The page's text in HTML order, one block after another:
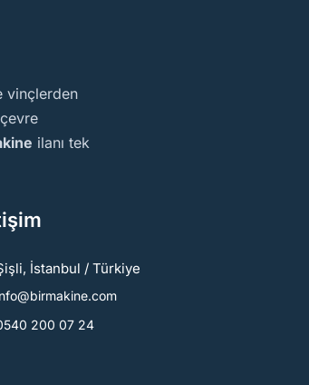
vinçlerden
ilanı tek
İstanbul / Türkiye
200 07 24